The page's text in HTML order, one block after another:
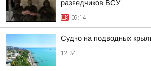
разведчиков ВСУ
09:14
Судно на подводных
12:34